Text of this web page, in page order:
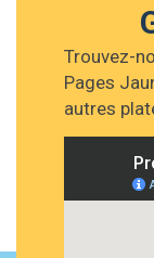
Trouvez-
Pages
autres